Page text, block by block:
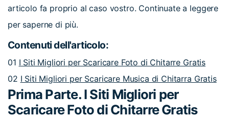
articolo fa proprio al caso vostro. Continuate a leggere
per saperne di più.
Contenuti dell'articolo:
01 I Siti Migliori per Scaricare Foto di Chitarre Gratis
02 I Siti Migliori per Scaricare Musica di Chitarra Gratis
Prima Parte. I Siti Migliori per
Scaricare Foto di Chitarre Gratis